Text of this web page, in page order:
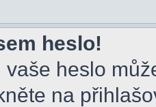
heslo!
vaše heslo
na